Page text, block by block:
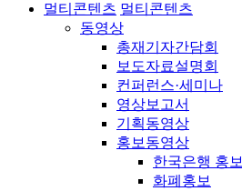
멀티콘텐츠 멀티콘텐츠
동영상
총재기자간담회
보도자료설명회
컨퍼런스·세미나
영상보고서
기획동영상
홍보동영상
한국은행 홍보
화폐홍보